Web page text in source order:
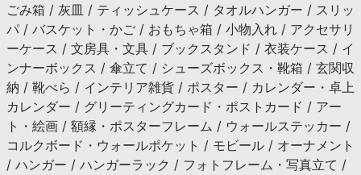
ごみ箱 / 灰皿 / ティッシュケース / タオルハンガー / スリッ
パ / バスケット・かご / おもちゃ箱 / 小物入れ / アクセサリ
ーケース / 文房具・文具 / ブックスタンド / 衣装ケース / イ
ンナーボックス / 傘立て / シューズボックス・靴箱 / 玄関収
納 / 靴べら / インテリア雑貨 / ポスター / カレンダー・卓上
カレンダー / グリーティングカード・ポストカード / アー
ト・絵画 / 額縁・ポスターフレーム / ウォールステッカー /
コルクボード・ウォールポケット / モビール / オーナメント
/ ハンガー / ハンガーラック / フォトフレーム・写真立て /